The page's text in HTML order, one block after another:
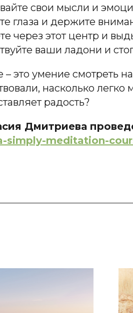
свои мысли и
глаза и держите
через этот центр и
ваши ладони и
– это умение смотреть
насколько
радость?
Дмитриева
simply-meditation-